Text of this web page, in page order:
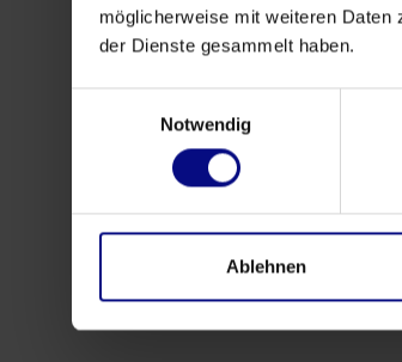
möglicherweise mit weiteren Daten
der Dienste gesammelt haben.
Notwendig
Ablehnen